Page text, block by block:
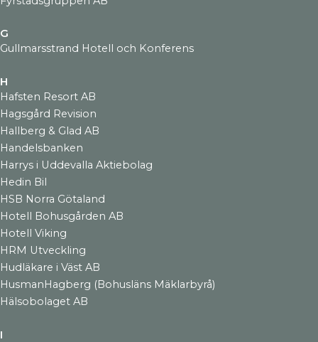
G
Gullmarsstrand Hotell och Konferens
H
Hafsten Resort AB
Hagsgård Revision
Hallberg & Glad AB
Handelsbanken
Harrys i Uddevalla Aktiebolag
Hedin Bil
HSB Norra Götaland
Hotell Bohusgården AB
Hotell Viking
HRM Utveckling
Hudläkare i Väst AB
HusmanHagberg (Bohusläns Mäklarbyrå)
Hälsobolaget AB
I